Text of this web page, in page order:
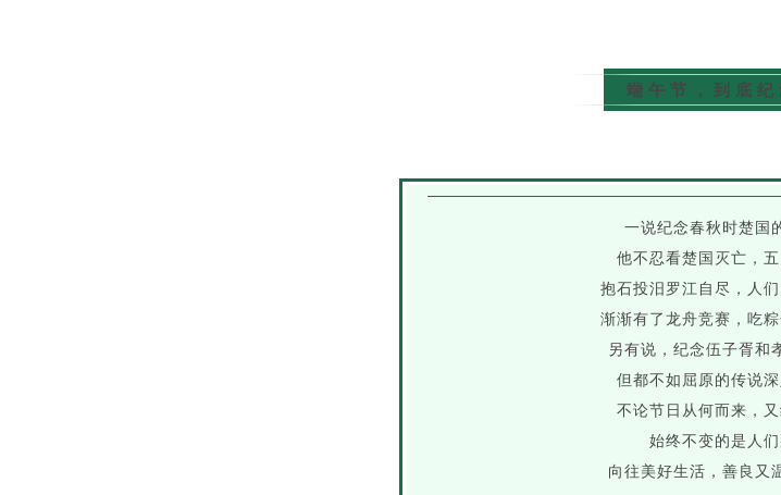
端午节，到底纪
一说纪念春秋时楚国
他不忍看楚国灭亡，五
抱石投汨罗江自尽，人们
渐渐有了龙舟竞赛，吃粽
另有说，纪念伍子胥和
但都不如屈原的传说深
不论节日从何而来，又
始终不变的是人
向往美好生活，善良又